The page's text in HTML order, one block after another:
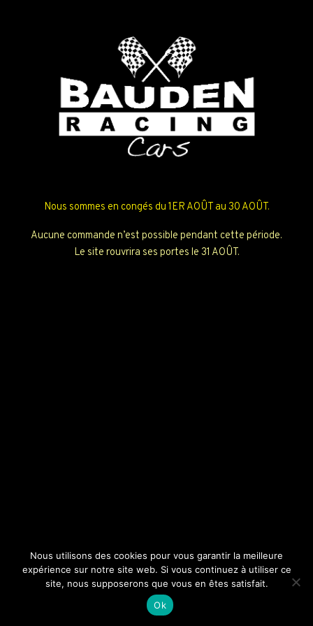
Nous sommes en congés du 1ER AOÛT au 30 AOÛT.
Aucune commande n’est possible pendant cette période.
Le site rouvrira ses portes le 31 AOÛT.
Nous utilisons des cookies pour vous garantir la meilleure
expérience sur notre site web. Si vous continuez à utiliser ce
site, nous supposerons que vous en êtes satisfait.
Ok